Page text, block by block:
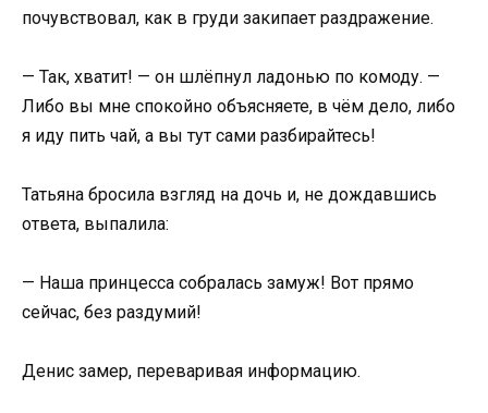
почувствовал, как в груди закипает раздражение.
— Так, хватит! — он шлёпнул ладонью по комоду. —
Либо вы мне спокойно объясняете, в чём дело, либо
я иду пить чай, а вы тут сами разбирайтесь!
Татьяна бросила взгляд на дочь и, не дождавшись
ответа, выпалила:
— Наша принцесса собралась замуж! Вот прямо
сейчас, без раздумий!
Денис замер, переваривая информацию.